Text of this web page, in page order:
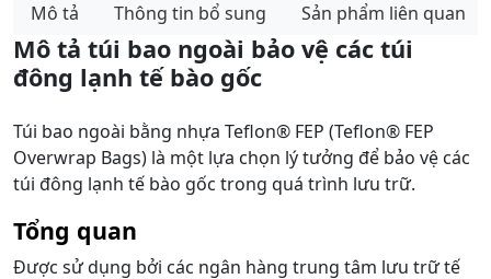
Mô tả Thông tin bổ sung Sản phẩm liên quan
Mô tả túi bao ngoài bảo vệ các túi
đông lạnh tế bào gốc
Túi bao ngoài bằng nhựa Teflon® FEP (Teflon® FEP
Overwrap Bags) là một lựa chọn lý tưởng để bảo vệ các
túi đông lạnh tế bào gốc trong quá trình lưu trữ.
Tổng quan
Được sử dụng bởi các ngân hàng trung tâm lưu trữ tế